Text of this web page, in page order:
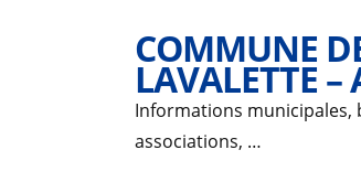
COMMUNE
LAVALETTE –
Informations municipales,
associations, …